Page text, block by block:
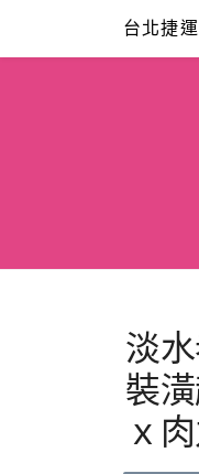
content
台北捷
淡
裝
ｘ